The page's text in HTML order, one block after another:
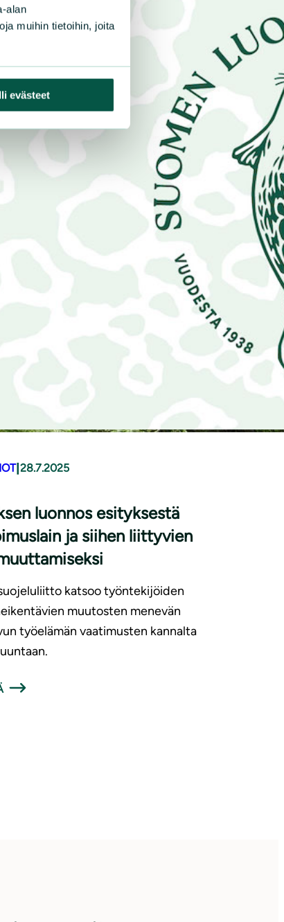
alan
muihin tietoihin, joita
evästeet
|28.7.2025
luonnos esityksestä
ja siihen liittyvien
katsoo työntekijöiden
muutosten menevän
työelämän vaatimusten kannalta